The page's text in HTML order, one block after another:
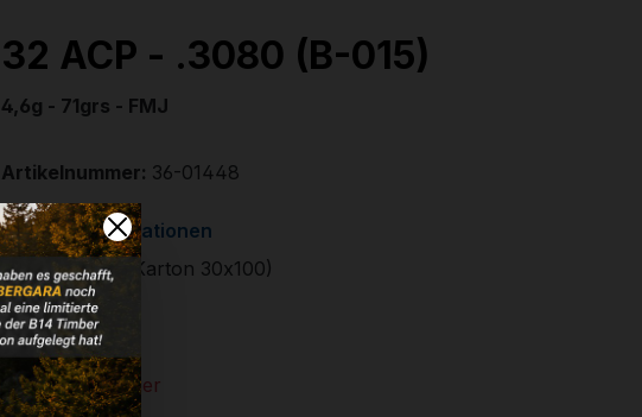
32 ACP - .3080 (B-015)
4,6g - 71grs - FMJ
Artikelnummer: 36-01448
Weitere Informationen
✔VE: 100 St. (Karton 30x100)
18,30 €
❌ Nicht auf Lager